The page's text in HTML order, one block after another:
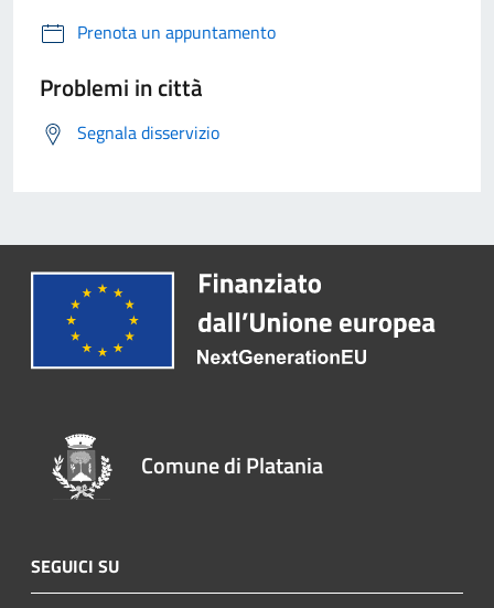
Prenota un appuntamento
Problemi in città
Segnala disservizio
Comune di Platania
SEGUICI SU